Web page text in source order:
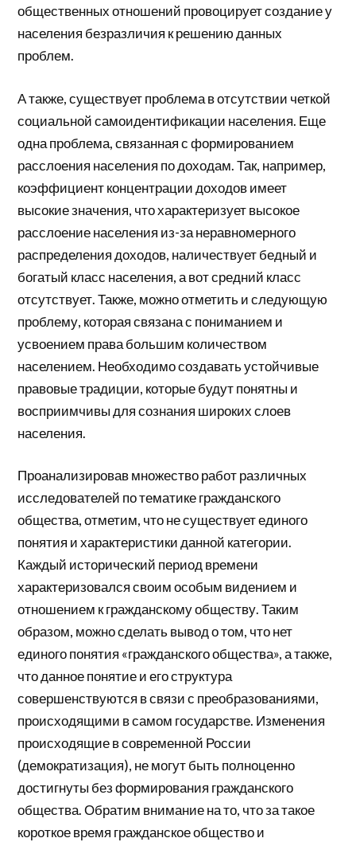
общественных отношений провоцирует создание у
населения безразличия к решению данных
проблем.
А также, существует проблема в отсутствии четкой
социальной самоидентификации населения. Еще
одна проблема, связанная с формированием
расслоения населения по доходам. Так, например,
коэффициент концентрации доходов имеет
высокие значения, что характеризует высокое
расслоение населения из-за неравномерного
распределения доходов, наличествует бедный и
богатый класс населения, а вот средний класс
отсутствует. Также, можно отметить и следующую
проблему, которая связана с пониманием и
усвоением права большим количеством
населением. Необходимо создавать устойчивые
правовые традиции, которые будут понятны и
восприимчивы для сознания широких слоев
населения.
Проанализировав множество работ различных
исследователей по тематике гражданского
общества, отметим, что не существует единого
понятия и характеристики данной категории.
Каждый исторический период времени
характеризовался своим особым видением и
отношением к гражданскому обществу. Таким
образом, можно сделать вывод о том, что нет
единого понятия «гражданского общества», а также,
что данное понятие и его структура
совершенствуются в связи с преобразованиями,
происходящими в самом государстве. Изменения
происходящие в современной России
(демократизация), не могут быть полноценно
достигнуты без формирования гражданского
общества. Обратим внимание на то, что за такое
короткое время гражданское общество и